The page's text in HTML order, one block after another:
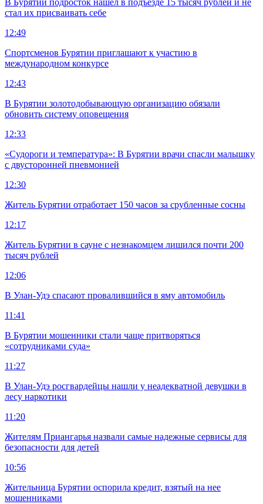
В Бурятии подросток нашел в подъезде 15 тысяч рублей и не
стал их присваивать себе
12:49
Спортсменов Бурятии приглашают к участию в
международном конкурсе
12:43
В Бурятии золотодобывающую организацию обязали
обновить систему оповещения
12:33
«Судороги и температура»: В Бурятии врачи спасли малышку
с двусторонней пневмонией
12:30
Житель Бурятии отработает 150 часов за срубленные сосны
12:17
Житель Бурятии в сауне с незнакомцем лишился почти 200
тысяч рублей
12:06
В Улан-Удэ спасают провалившийся в яму автомобиль
11:41
В Бурятии мошенники стали чаще притворяться
«сотрудниками суда»
11:27
В Улан-Удэ росгвардейцы нашли у неадекватной девушки в
лесу наркотики
11:20
Жителям Приангарья назвали самые надежные сервисы для
безопасности для детей
10:56
Жительница Бурятии оспорила кредит, взятый на нее
мошенниками